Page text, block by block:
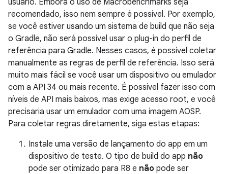
usuário. Embora o uso de Macrobenchmarks seja
recomendado, isso nem sempre é possível. Por exemplo,
se você estiver usando um sistema de build que não seja
o Gradle, não será possível usar o plug-in do perfil de
referência para Gradle. Nesses casos, é possível coletar
manualmente as regras de perfil de referência. Isso será
muito mais fácil se você usar um dispositivo ou emulador
com a API 34 ou mais recente. É possível fazer isso com
níveis de API mais baixos, mas exige acesso root, e você
precisaria usar um emulador com uma imagem AOSP.
Para coletar regras diretamente, siga estas etapas:
Instale uma versão de lançamento do app em um
dispositivo de teste. O tipo de build do app não
pode ser otimizado para R8 e não pode ser